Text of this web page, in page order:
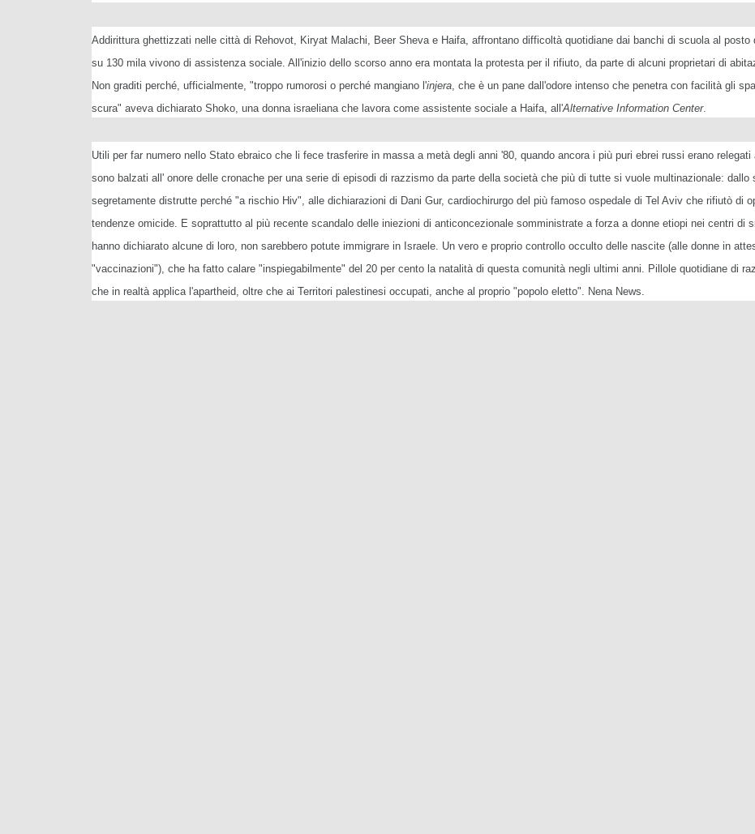
Addirittura ghettizzati nelle città di Rehovot, Kiryat Malachi, Beer Sheva e Haifa, affrontano difficoltà quotidiane dai banchi di scuola al
su 130 mila vivono di assistenza sociale. All'inizio dello scorso anno era montata la protesta per il rifiuto, da parte di alcuni proprietari di
Non graditi perché, ufficialmente, "troppo rumorosi o perché mangiano l'injera, che è un pane dall'odore intenso che penetra con facilità gli
scura" aveva dichiarato Shoko, una donna israeliana che lavora come assistente sociale a Haifa, all'Alternative Information Center.
Utili per far numero nello Stato ebraico che li fece trasferire in massa a metà degli anni '80, quando ancora i più puri ebrei russi erano
sono balzati all' onore delle cronache per una serie di episodi di razzismo da parte della società che più di tutte si vuole multinazionale:
segretamente distrutte perché "a rischio Hiv", alle dichiarazioni di Dani Gur, cardiochirurgo del più famoso ospedale di Tel Aviv che rifiutò di
tendenze omicide. E soprattutto al più recente scandalo delle iniezioni di anticoncezionale somministrate a forza a donne etiopi nei centri di
hanno dichiarato alcune di loro, non sarebbero potute immigrare in Israele. Un vero e proprio controllo occulto delle nascite (alle donne in
"vaccinazioni"), che ha fatto calare "inspiegabilmente" del 20 per cento la natalità di questa comunità negli ultimi anni. Pillole quotidiane di
che in realtà applica l'apartheid, oltre che ai Territori palestinesi occupati, anche al proprio "popolo eletto". Nena News.